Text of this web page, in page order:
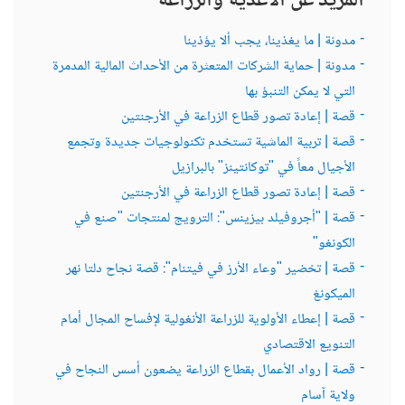
الاقتصادات، وتعزيز الأمن الغذائي، واستغلال التقدم التكنولوجي، يمكن
للزراعة أن تخلق وظائف مستدامة وتساهم في الدخل الوطني من خلال
الصادرات.
Expert: Fatma Rekik
لماذا لا نشجع غرس الزراعات الشبه منقرضة والتي تتطلب مهارات خاصة
و التي تمتاز بها الدول النامية لكي تخلق ثروة لصغار فلاحيها
الخيري
يدعم البنك الدولي تعزيز المحاصيل اليتيمة، وهي أنواع مهملة رغم
قيمتها الغذائية العالية، وتكتسب أهمية خاصة لتحقيق الأمن الغذائي في
البلدان النامية. تتميز هذه المحاصيل بقدرتها على تحمل الظروف القاسية
وتزدهر في المناطق التي تفشل فيها المحاصيل الرئيسية مثل القمح أو
الأرز. من خلال البحث والتطوير، يتعاون البنك الدولي مع شركاء
لتحسين إنتاجية هذه المحاصيل وتسويقها، مما يسهم في تنويع الأنظمة
الغذائية وتعزيز النظم الغذائية. هذا النهج ضروري لمكافحة الجوع وسوء
التغذية، خصوصًا في المجتمعات التي تواجه تحديات مناخية.
tinyurl.com/3c6hjm5v
Expert: Fatma Rekik
ما هي التمويلات التي يساعد بها البنك الدولي الدول الإفريقية الفقيرة
مدونة | ما يغذينا، يجب ألا يؤذينا
مدونة | حماية الشركات المتعثرة من الأحداث المالية المدمرة
التي لا يمكن التنبؤ بها
قصة | إعادة تصور قطاع الزراعة في الأرجنتين
قصة | تربية الماشية تستخدم تكنولوجيات جديدة وتجمع
الأجيال معاً في "توكانتينز" بالبرازيل
قصة | إعادة تصور قطاع الزراعة في الأرجنتين
قصة | "أجروفيلد بيزينس": الترويج لمنتجات "صنع في
الكونغو"
قصة | تخضير "وعاء الأرز في فيتنام": قصة نجاح دلتا نهر
الميكونغ
قصة | إعطاء الأولوية للزراعة الأنغولية لإفساح المجال أمام
التنويع الاقتصادي
قصة | رواد الأعمال بقطاع الزراعة يضعون أسس النجاح في
ولاية آسام